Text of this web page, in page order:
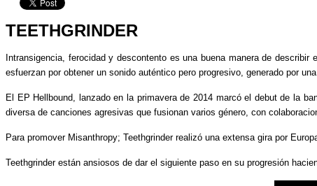
TEETHGRINDER
Intransigencia, ferocidad y descontento es una buena manera de
esfuerzan por obtener un sonido auténtico pero progresivo, generado por
El EP Hellbound, lanzado en la primavera de 2014 marcó el debut de la
diversa de canciones agresivas que fusionan varios género, con
Para promover Misanthropy; Teethgrinder realizó una extensa gira por
Teethgrinder están ansiosos de dar el siguiente paso en su progresión